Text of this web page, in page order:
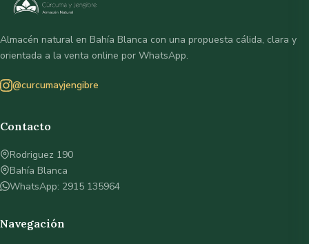
Almacén natural en Bahía Blanca con una propuesta cálida, clara y
orientada a la venta online por WhatsApp.
@curcumayjengibre
Contacto
Rodriguez 190
Bahía Blanca
WhatsApp: 2915 135964
Navegación